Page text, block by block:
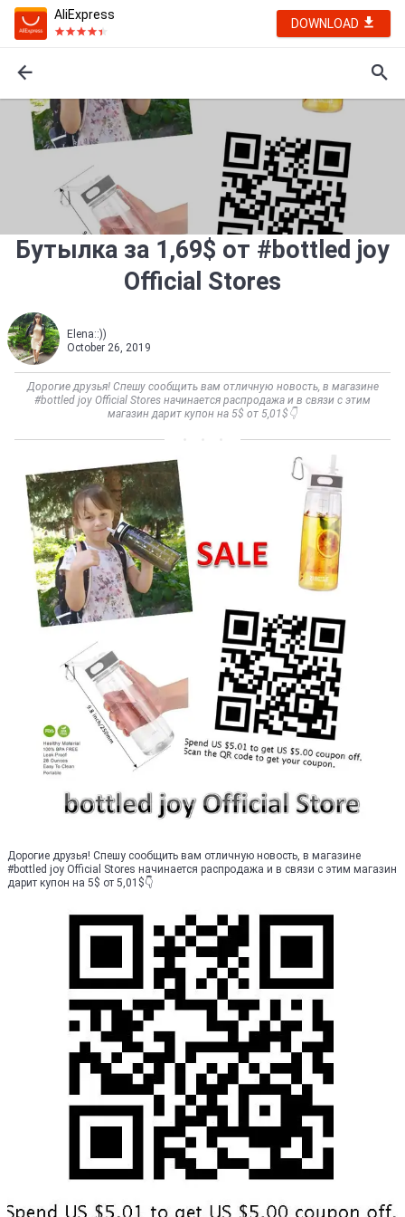
AliExpress
DOWNLOAD
Бутылка за 1,69$ от #bottled joy
Official Stores
Elena::))
October 26, 2019
Дорогие друзья! Спешу сообщить вам отличную новость, в магазине
#bottled joy Official Stores начинается распродажа и в связи с этим
магазин дарит купон на 5$ от 5,01$👇
Дорогие друзья! Спешу сообщить вам отличную новость, в магазине
#bottled joy Official Stores начинается распродажа и в связи с этим магазин
дарит купон на 5$ от 5,01$👇